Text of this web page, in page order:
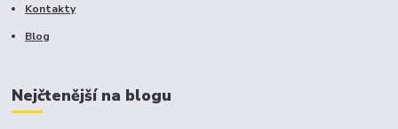
Kontakty
Blog
Nejčtenější na blogu